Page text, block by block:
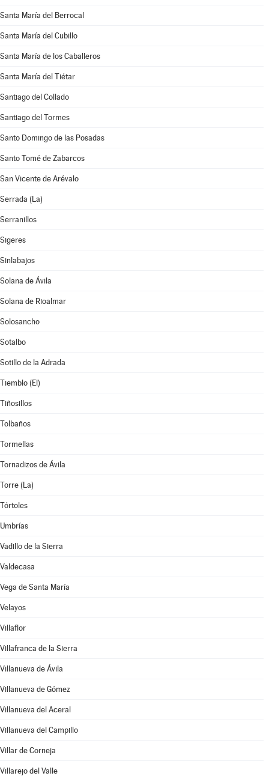
Santa María del Berrocal
Santa María del Cubillo
Santa María de los Caballeros
Santa María del Tiétar
Santiago del Collado
Santiago del Tormes
Santo Domingo de las Posadas
Santo Tomé de Zabarcos
San Vicente de Arévalo
Serrada (La)
Serranillos
Sigeres
Sinlabajos
Solana de Ávila
Solana de Rioalmar
Solosancho
Sotalbo
Sotillo de la Adrada
Tiemblo (El)
Tiñosillos
Tolbaños
Tormellas
Tornadizos de Ávila
Torre (La)
Tórtoles
Umbrías
Vadillo de la Sierra
Valdecasa
Vega de Santa María
Velayos
Villaflor
Villafranca de la Sierra
Villanueva de Ávila
Villanueva de Gómez
Villanueva del Aceral
Villanueva del Campillo
Villar de Corneja
Villarejo del Valle